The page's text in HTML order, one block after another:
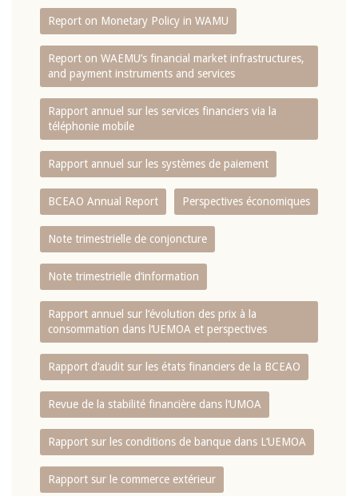
Report on Monetary Policy in WAMU
Report on WAEMU’s financial market infrastructures,
and payment instruments and services
Rapport annuel sur les services financiers via la
téléphonie mobile
Rapport annuel sur les systèmes de paiement
BCEAO Annual Report Perspectives économiques
Note trimestrielle de conjoncture
Note trimestrielle d‘information
Rapport annuel sur l‘évolution des prix à la
consommation dans l‘UEMOA et perspectives
Rapport d‘audit sur les états financiers de la BCEAO
Revue de la stabilité financière dans l‘UMOA
Rapport sur les conditions de banque dans L‘UEMOA
Rapport sur le commerce extérieur